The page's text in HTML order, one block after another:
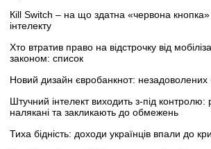
Кill Switch – на що здатна «червона
інтелекту
Хто втратив право на відстрочку від
законом: список
Новий дизайн євробанкнот: незадоволених
Штучний інтелект виходить з-під контролю:
налякані та закликають до обмежень
Тиха бідність: доходи українців впали до